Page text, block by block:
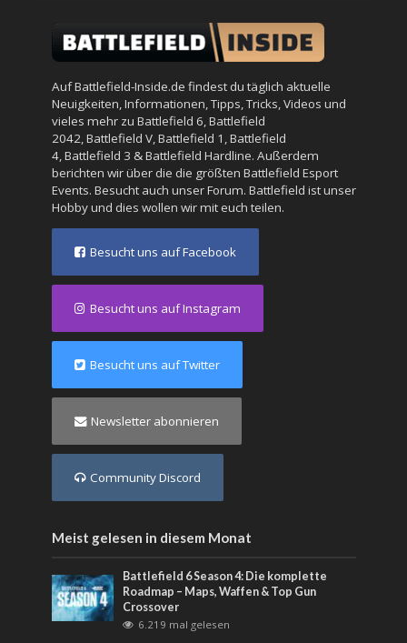
Auf Battlefield-Inside.de findest du täglich aktuelle
Neuigkeiten, Informationen, Tipps, Tricks, Videos und
vieles mehr zu Battlefield 6 Battlefield
2042 Battlefield V, Battlefield 1 Battlefield
4, Battlefield 3 &Battlefield Hardline. Außerdem
berichten wir über die die größten Battlefield Esport
Events. Besucht auch unserForum. Battlefield ist unser
Hobby und dies wollen wir mit euch teilen.
Besucht uns auf Facebook
Besucht uns auf Instagram
Besucht uns auf Twitter
Newsletter abonnieren
Community Discord
Meist gelesen in diesem Monat
Battlefield 6 Season 4: Die komplette
Roadmap – Maps, Waffen & Top Gun
Crossover
6.219 mal gelesen